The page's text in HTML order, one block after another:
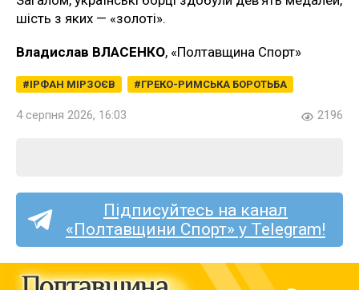
шість з яких — «золоті».
Владислав ВЛАСЕНКО, «Полтавщина Спорт»
ІРФАН МІРЗОЄВ ГРЕКО-РИМСЬКА БОРОТЬБА
4 серпня 2026, 16:03 2196
Підписуйтесь на канал
«Полтавщини Спорт» у Telegram!